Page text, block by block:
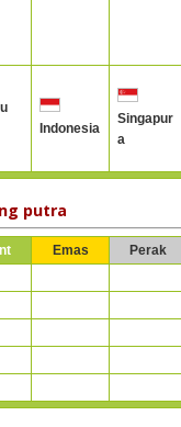
Indonesia
Singapur
a
putra
Emas Perak